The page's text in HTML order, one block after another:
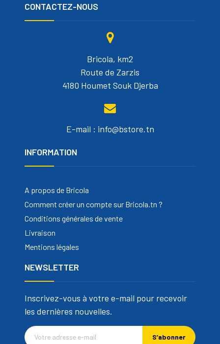
CONTACTEZ-NOUS
Bricola, km2
Route de Zarzis
4180 Houmet Souk Djerba
E-mail : info@bstore.tn
INFORMATION
A propos de Bricola
Comment créer un compte sur Bricola.tn ?
Conditions générales de vente
Livraison
Mentions légales
NEWSLETTER
Inscrivez-vous à votre e-mail pour recevoir
les dernières nouvelles.
S’abonner